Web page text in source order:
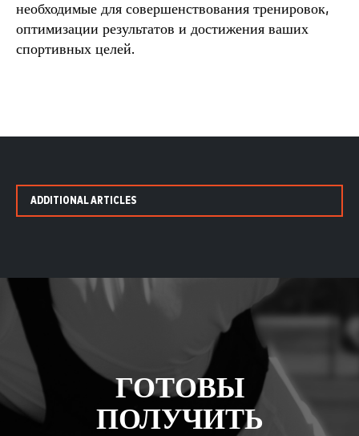
необходимые для совершенствования тренировок,
оптимизации результатов и достижения ваших
спортивных целей.
ADDITIONAL ARTICLES
ГОТОВЫ
ПОЛУЧИТЬ